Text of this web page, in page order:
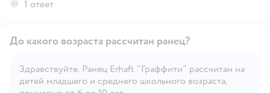
1 ответ
Открыть вопрос
До какого возраста рассчитан ранец?
Здравствуйте. Ранец Erhaft "Граффити" рассчитан на
детей младшего и среднего школьного возраста,